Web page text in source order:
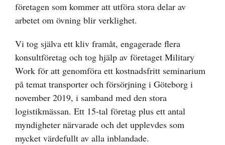
företagen som kommer att utföra stora delar av
arbetet om övning blir verklighet.
Vi tog själva ett kliv framåt, engagerade flera
konsultföretag och tog hjälp av företaget Military
Work för att genomföra ett kostnadsfritt seminarium
på temat transporter och försörjning i Göteborg i
november 2019, i samband med den stora
logistikmässan. Ett 15-tal företag plus ett antal
myndigheter närvarade och det upplevdes som
mycket värdefullt av alla inblandade.